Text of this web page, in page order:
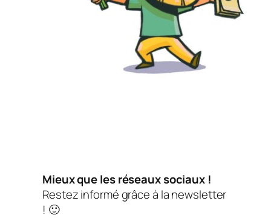
Mieux que les réseaux sociaux !
Restez informé grâce à la newsletter
! 🙂